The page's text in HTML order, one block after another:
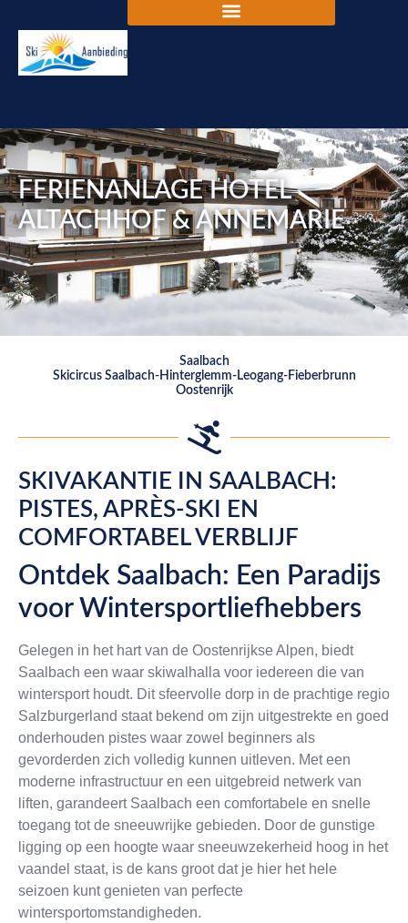
FERIENANLAGE HOTEL
ALTACHHOF & ANNEMARIE
Saalbach
Skicircus Saalbach-Hinterglemm-Leogang-Fieberbrunn
Oostenrijk
SKIVAKANTIE IN SAALBACH:
PISTES, APRÈS-SKI EN
COMFORTABEL VERBLIJF
Ontdek Saalbach: Een Paradijs
voor Wintersportliefhebbers
Gelegen in het hart van de Oostenrijkse Alpen, biedt
Saalbach een waar skiwalhalla voor iedereen die van
wintersport houdt. Dit sfeervolle dorp in de prachtige regio
Salzburgerland staat bekend om zijn uitgestrekte en goed
onderhouden pistes waar zowel beginners als
gevorderden zich volledig kunnen uitleven. Met een
moderne infrastructuur en een uitgebreid netwerk van
liften, garandeert Saalbach een comfortabele en snelle
toegang tot de sneeuwrijke gebieden. Door de gunstige
ligging op een hoogte waar sneeuwzekerheid hoog in het
vaandel staat, is de kans groot dat je hier het hele
seizoen kunt genieten van perfecte
wintersportomstandigheden.